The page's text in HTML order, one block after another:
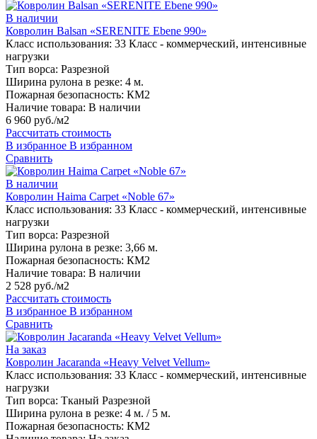
В наличии
Ковролин Balsan «SERENITE Ebene 990»
Класс использования: 33 Класс - коммерческий, интенсивные
нагрузки
Тип ворса: Разрезной
Ширина рулона в резке: 4 м.
Пожарная безопасность: КМ2
Наличие товара: В наличии
6 960 руб./м2
Рассчитать стоимость
В избранное В избранном
Сравнить
В наличии
Ковролин Haima Carpet «Noble 67»
Класс использования: 33 Класс - коммерческий, интенсивные
нагрузки
Тип ворса: Разрезной
Ширина рулона в резке: 3,66 м.
Пожарная безопасность: КМ2
Наличие товара: В наличии
2 528 руб./м2
Рассчитать стоимость
В избранное В избранном
Сравнить
На заказ
Ковролин Jacaranda «Heavy Velvet Vellum»
Класс использования: 33 Класс - коммерческий, интенсивные
нагрузки
Тип ворса: Тканый Разрезной
Ширина рулона в резке: 4 м. / 5 м.
Пожарная безопасность: КМ2